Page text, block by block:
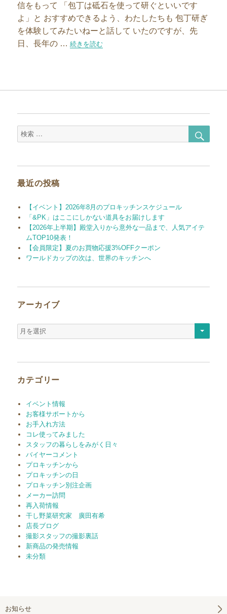
信をもって 「包丁は砥石を使って研ぐといいです
よ」と おすすめできるよう、わたしたちも 包丁研ぎ
を体験してみたいねーと話して いたのですが、先
日、長年の …“驚くほど切れ味抜群に！包丁研ぎ体験に行ってきま
続きを読む
検
索
最近の投稿
【イベント】2026年8月のプロキッチンスケジュール
「&PK」はここにしかない道具をお届けします
【2026年上半期】殿堂入りから意外な一品まで、人気アイテ
ムTOP10発表！
【会員限定】夏のお買物応援3%OFFクーポン
ワールドカップの次は、世界のキッチンへ
アーカイブ
ア
ー
カテゴリー
イベント情報
お客様サポートから
お手入れ方法
コレ使ってみました
スタッフの暮らしをみがく日々
バイヤーコメント
プロキッチンから
プロキッチンの日
プロキッチン別注企画
メーカー訪問
再入荷情報
干し野菜研究家 廣田有希
店長ブログ
撮影スタッフの撮影裏話
新商品の発売情報
未分類
お知らせ